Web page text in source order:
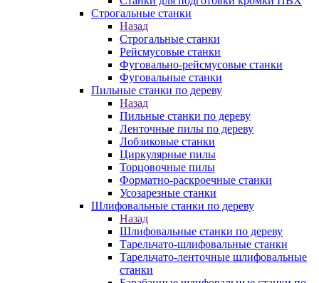
Строгальные станки
Назад
Строгальные станки
Рейсмусовые станки
Фуговально-рейсмусовые станки
Фуговальные станки
Пильные станки по дереву
Назад
Пильные станки по дереву
Ленточные пилы по дереву
Лобзиковые станки
Циркулярные пилы
Торцовочные пилы
Форматно-раскроечные станки
Усозарезные станки
Шлифовальные станки по дереву
Назад
Шлифовальные станки по дереву
Тарельчато-шлифовальные станки
Тарельчато-ленточные шлифовальные
станки